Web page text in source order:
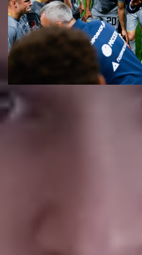
Вокруг матча | Локомотив – ПФК ЦСКА